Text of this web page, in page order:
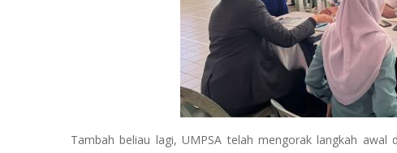
Tambah beliau lagi, UMPSA telah mengorak langkah